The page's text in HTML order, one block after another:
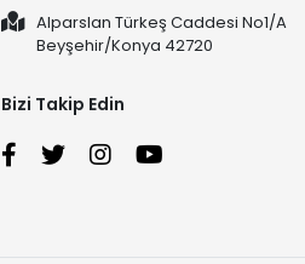
Alparslan Türkeş Caddesi No1/A
Beyşehir/Konya 42720
Bizi Takip Edin